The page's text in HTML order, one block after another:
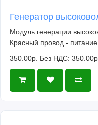
Генератор
Модуль генерации
Красный провод -
350.00р. Без НДС: 350.00р.